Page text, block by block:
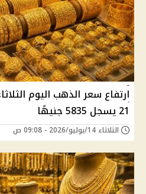
21 يسجل 5835 جنيهًا
الثلاثاء 14/يوليو/2026 - 09:08 ص